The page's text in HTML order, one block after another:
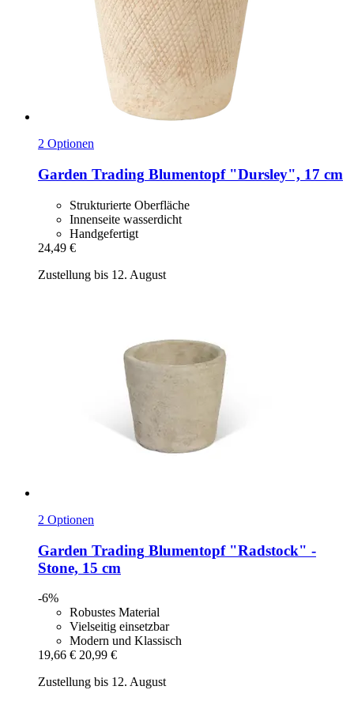
2 Optionen
Garden Trading Blumentopf "Dursley", 17 cm
Strukturierte Oberfläche
Innenseite wasserdicht
Handgefertigt
24,49 €
Zustellung bis 12. August
2 Optionen
Garden Trading Blumentopf "Radstock" -​
Stone, 15 cm
-6%
Robustes Material
Vielseitig einsetzbar
Modern und Klassisch
19,66 € 20,99 €
Zustellung bis 12. August